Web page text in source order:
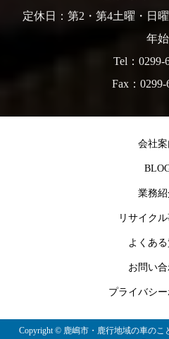
定休日：第2・第4土曜・日
年始
Tel：0299-
Fax：0299-
会社案
業務
リサイク
よくある
お問い
プライバシ
Copyright © 鹿嶋市・鹿行地域の車のこ